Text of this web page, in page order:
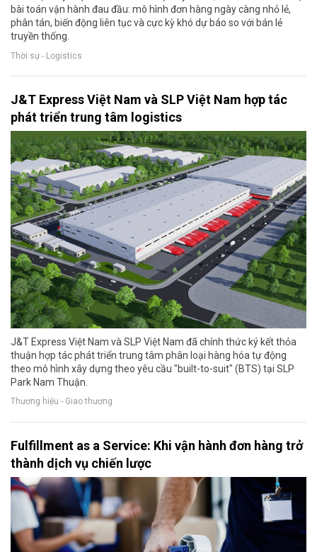
bài toán vận hành đau đầu: mô hình đơn hàng ngày càng nhỏ lẻ,
phân tán, biến động liên tục và cực kỳ khó dự báo so với bán lẻ
truyền thống.
Thời sự - Logistics
J&T Express Việt Nam và SLP Việt Nam hợp tác
phát triển trung tâm logistics
J&T Express Việt Nam và SLP Việt Nam đã chính thức ký kết thỏa
thuận hợp tác phát triển trung tâm phân loại hàng hóa tự động
theo mô hình xây dựng theo yêu cầu "built-to-suit" (BTS) tại SLP
Park Nam Thuận.
Thương hiệu - Giao thương
Fulfillment as a Service: Khi vận hành đơn hàng trở
thành dịch vụ chiến lược